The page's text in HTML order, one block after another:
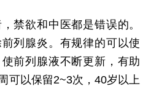
欲和中医都是错误的。
列腺炎。有规律的可以使
前列腺液不断更新，有助
可以保留2~3次，40岁以上